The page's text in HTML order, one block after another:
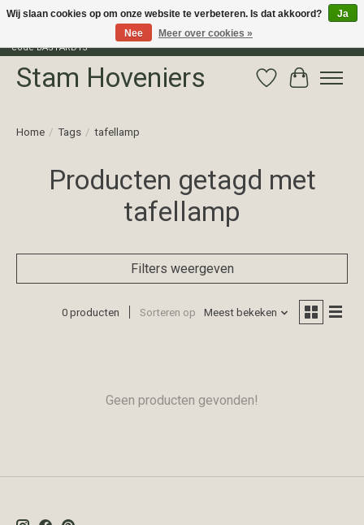
Profiteer van 15% korting op het gehele assortiment van The Bastard met
code BASTARD15
Stam Hoveniers Verlanglijst
Home / Tags / tafellamp
Producten getagd met
tafellamp
Filters weergeven
0 producten Sorteren op Meest bekeken
Geen producten gevonden!
Wij slaan cookies op om onze website te verbeteren. Is dat akkoord?
Ja
Nee
Meer over cookies »